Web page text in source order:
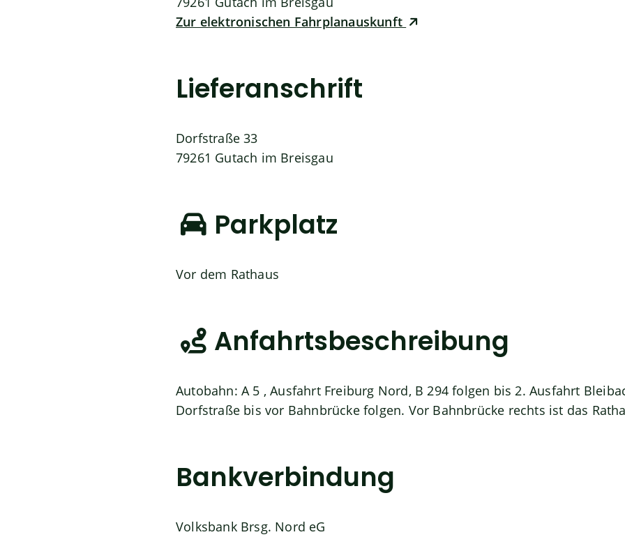
Zur elektronischen Fahrplanauskunft
Lieferanschrift
Dorfstraße 33
79261 Gutach im Breisgau
Parkplatz
Vor dem Rathaus
Anfahrtsbeschreibung
Autobahn: A 5 , Ausfahrt Freiburg Nord, B 294 folgen bis 2. Ausfahrt
Dorfstraße bis vor Bahnbrücke folgen. Vor Bahnbrücke rechts ist das
Bankverbindung
Volksbank Brsg. Nord eG